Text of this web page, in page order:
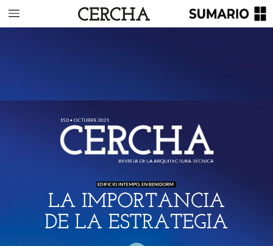
EDIFICIOINTEMPO, EN BENIDORM
LA IMPORTANCIA
DE LA ESTRATEGIA
REVISTA DE LA ARQUITECTURA TÉCNICA
150 • OCTUBRE 2021